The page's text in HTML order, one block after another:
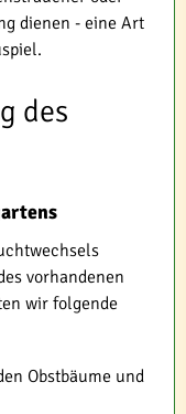
dienen - eine Art
des
vorhandenen
wir folgende
Obstbäume und